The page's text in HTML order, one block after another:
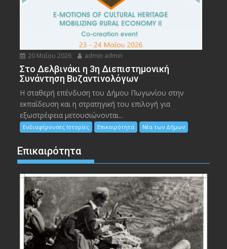
20 Μαΐου 2026 admin admin
Στο Δελβινάκι η 3η Διεπιστημονική
Συνάντηση Βυζαντινολόγων
Η σταθερή επένδυση του Δήμου Πωγωνίου στην
εκπαίδευση και η στρατηγική του επιλογή για
εξωστρέφεια μετουσιώνονται...
Ενδιαφέρουσες Ιστορίες Επικαιρότητα Νέα των Δήμων
Επικαιρότητα